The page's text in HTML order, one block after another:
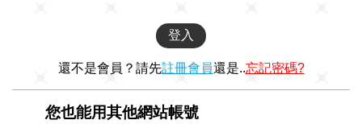
還不是會員？請先註冊會員還是..忘記密碼?
您也能用其他網站帳號